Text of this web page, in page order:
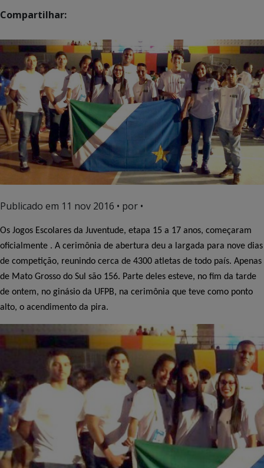
Compartilhar:
Publicado em 11 nov 2016 • por •
Os Jogos Escolares da Juventude, etapa 15 a 17 anos, começaram
oficialmente . A cerimônia de abertura deu a largada para nove dias
de competição, reunindo cerca de 4300 atletas de todo país. Apenas
de Mato Grosso do Sul são 156. Parte deles esteve, no fim da tarde
de ontem, no ginásio da UFPB, na cerimônia que teve como ponto
alto, o acendimento da pira.